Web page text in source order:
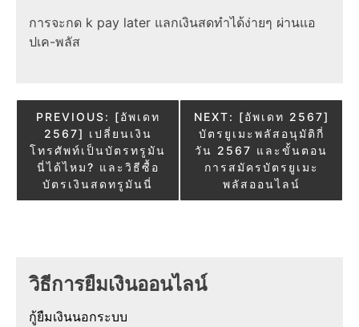
การจะกด k pay later แลกเงินสดทำได้ง่ายๆ ผ่านแอ
ปเค-พลัส
Post
navigation
PREVIOUS: [อัพเดท
2567] เปลี่ยนเงิน
โทรศัพท์เป็นบัตรทรูมัน
นี่ได้ไหม? และวิธีซื้อ
บัตรเงินสดทรูมันนี่
NEXT: [อัพเดท 2567]
บัตรยูเมะพลัสอนุมัติกี่
วัน 2567 และขั้นตอน
การสมัครบัตรยูเมะ
พลัสออนไลน์
วิธีการยืมเงินออนไลน์
กู้ยืมเงินนอกระบบ